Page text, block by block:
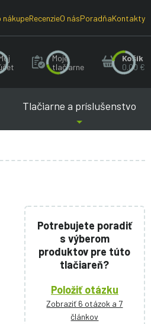
nákupeRecenzieO násPoradňaKontakty
Moje
tlačiarne
Košík
0.00 €
Tlačiarne a príslušenstvo
Potrebujete poradiť
s výberom
produktov pre túto
tlačiareň?
Položiť otázku
Zobraziť 6 otázok a 7
článkov